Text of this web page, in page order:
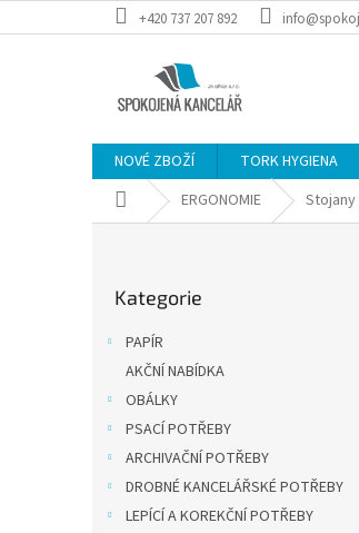
na
+420 737 207 892
NOVÉ ZBOŽÍ TORK HYGIENA
Domů ERGONOMIE
kategorie
Kategorie
PAPÍR
AKČNÍ NABÍDKA
OBÁLKY
PSACÍ POTŘEBY
ARCHIVAČNÍ POTŘEBY
DROBNÉ KANCELÁŘSKÉ POTŘEBY
LEPÍCÍ A KOREKČNÍ POTŘEBY